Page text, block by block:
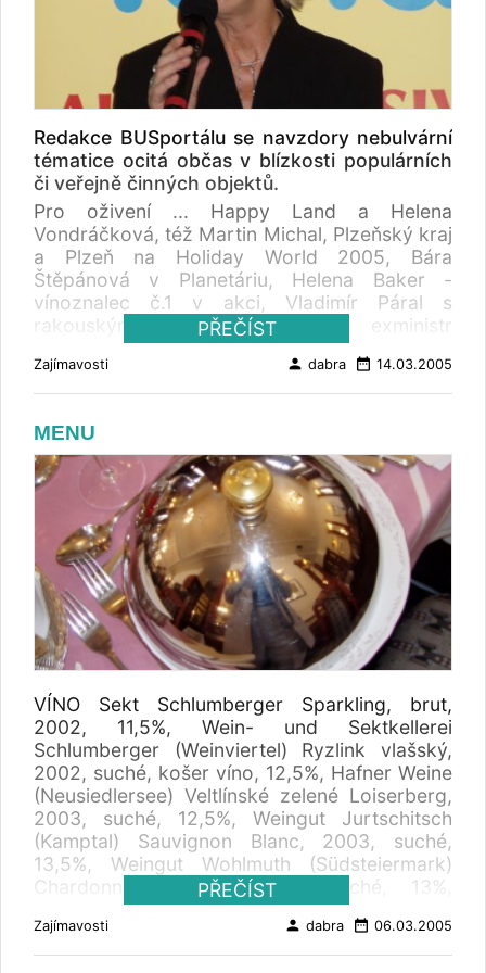
kolem 150 000 korun. (čtk) Také chystáte
něco zajímavého v oblasti autobusové
dopravy a turistiky ? BUSportál informace rád
zveřejní.
Redakce BUSportálu se navzdory nebulvární
tématice ocitá občas v blízkosti populárních
či veřejně činných objektů.
Pro oživení ... Happy Land a Helena
Vondráčková, též Martin Michal, Plzeňský kraj
a Plzeň na Holiday World 2005, Bára
Štěpánová v Planetáriu, Helena Baker -
vínoznalec č.1 v akci, Vladimír Páral s
rakouským obchodním radou, exministr
Jaromír Schling, ministr Pavel Němec ...
PŘEČÍST
Zajímavosti person dabra date_range 14.03.2005
MENU
VÍNO Sekt Schlumberger Sparkling, brut,
2002, 11,5%, Wein- und Sektkellerei
Schlumberger (Weinviertel) Ryzlink vlašský,
2002, suché, košer víno, 12,5%, Hafner Weine
(Neusiedlersee) Veltlínské zelené Loiserberg,
2003, suché, 12,5%, Weingut Jurtschitsch
(Kamptal) Sauvignon Blanc, 2003, suché,
13,5%, Weingut Wohlmuth (Südsteiermark)
Chardonnay Select, 2003, suché, 13%,
Weingut Wieninger (Wien) Spätrot Rotgipfel,
2003, 13%, polosuché, Weingut Stift
Klosterneuburg (Thermenregion) Ryzlink bílý,
PŘEČÍST
Zajímavosti person dabra date_range 06.03.2005